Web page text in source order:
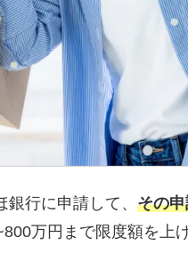
行に申請して、 その
万円まで限度額を上